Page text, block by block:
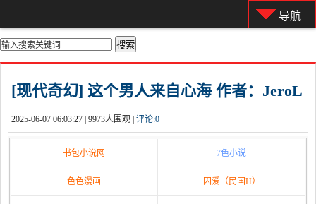
导航
你的位置： 首页>都市激情
[现代奇幻] 这个男人来自心海 作者：JeroL
2025-06-07 06:03:27 | 9973人围观 | 评论:0
书包小说网 7色小说
色色漫画 囚爱（民国H）